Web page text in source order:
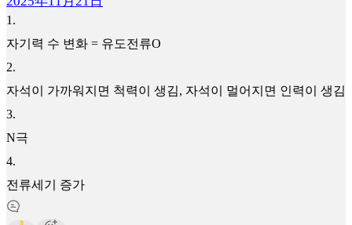
1 .
자기력 수 변화 = 유도전류O
2.
자석이 가까워지면 척력이 생김, 자석이 멀어지면 인력이 생김
3.
N극
4.
전류세기 증가